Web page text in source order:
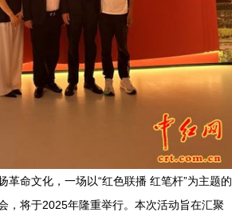
革命文化，一场以“红色联播 红笔杆”为主题的
，将于2025年隆重举行。本次活动旨在汇聚